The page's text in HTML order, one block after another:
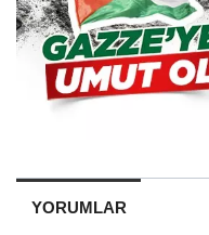
YORUMLAR